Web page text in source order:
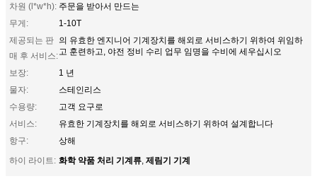
차원 (l*w*h): 주문을 받아서 만드는
무게:
1-10T
제공되는 판
매 후 서비스:
의 유효한 엔지니어 기계장치를 해외로 서비스하기 위하여 위임하
고 훈련하고, 야전 정비 수리 업무 임명을 수비에 세우십시오
보장:
1 년
물자:
스테인리스
수용량:
고객 요구로
서비스:
유효한 기계장치를 해외로 서비스하기 위하여 설계합니다
항구:
상해
하이 라이트: 화학 약품 처리 기계류, 제림기 기계